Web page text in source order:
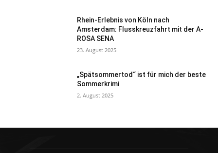
Rhein-Erlebnis von Köln nach
Amsterdam: Flusskreuzfahrt mit der A-
ROSA SENA
23. August 2025
„Spätsommertod“ ist für mich der beste
Sommerkrimi
2. August 2025